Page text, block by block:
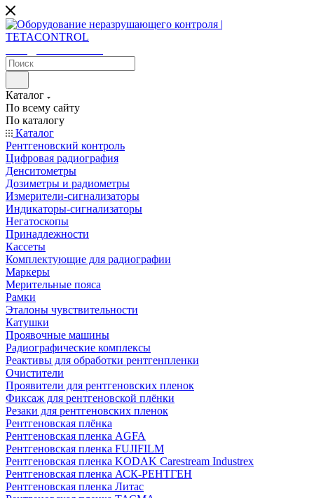
Каталог
По всему сайту
По каталогу
Каталог
Рентгеновский контроль
Цифровая радиография
Денситометры
Дозиметры и радиометры
Измерители-сигнализаторы
Индикаторы-сигнализаторы
Негатоскопы
Принадлежности
Кассеты
Комплектующие для радиографии
Маркеры
Мерительные пояса
Рамки
Эталоны чувствительности
Катушки
Проявочные машины
Радиографические комплексы
Реактивы для обработки рентгенпленки
Очистители
Проявители для рентгеновских пленок
Фиксаж для рентгеновской плёнки
Резаки для рентгеновских пленок
Рентгеновская плёнка
Рентгеновская пленка AGFA
Рентгеновская пленка FUJIFILM
Рентгеновская пленка KODAK Carestream Industrex
Рентгеновская пленка АСК-РЕНТГЕН
Рентгеновская пленка Литас